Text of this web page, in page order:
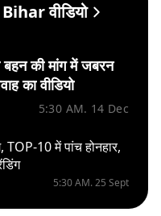
वीडियो
की मांग में जबरन
का वीडियो
5:30 AM. 14 Dec
TOP-10 में पांच होनहार,
5:30 AM. 25 Sept